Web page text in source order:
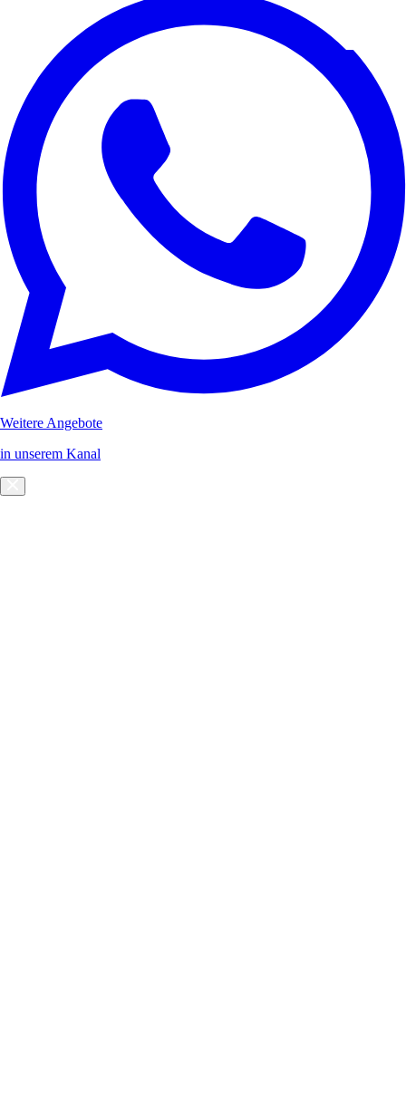
Weitere Angebote
in unserem Kanal